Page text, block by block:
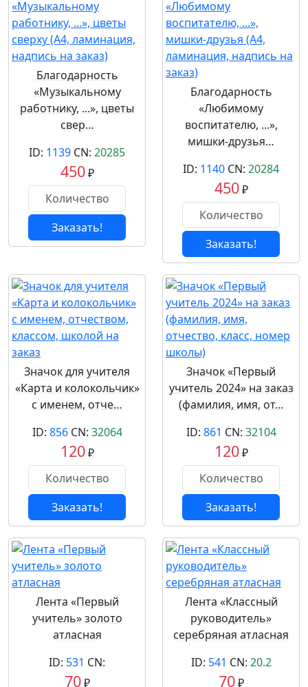
Благодарность
«Музыкальному
работнику, ...», цветы
свер…
ID: 1139 CN: 20285
450₽
Заказать!
Благодарность
«Любимому
воспитателю, ...»,
мишки-друзья…
ID: 1140 CN: 20284
450₽
Заказать!
Значок для учителя
«Карта и колокольчик»
с именем, отче…
ID: 856CN: 32064
120₽
Заказать!
Значок «Первый
учитель 2024» на заказ
(фамилия, имя, от…
ID: 861 CN: 32104
120₽
Заказать!
Лента «Первый
учитель» золото
атласная
ID: 531 CN:
70₽
Лента «Классный
руководитель»
серебряная атласная
ID: 541 CN: 20.2
70₽